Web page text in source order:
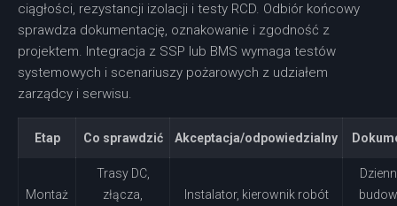
ciągłości, rezystancji izolacji i testy RCD. Odbiór końcowy
sprawdza dokumentację, oznakowanie i zgodność z
projektem. Integracja z SSP lub BMS wymaga testów
systemowych i scenariuszy pożarowych z udziałem
zarządcy i serwisu.
Etap Co sprawdzić Akceptacja/odpowiedzialny
Montaż
Trasy DC,
złącza,
Instalator, kierownik robót